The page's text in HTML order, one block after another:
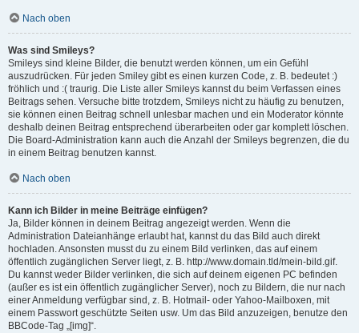
Nach oben
Was sind Smileys?
Smileys sind kleine Bilder, die benutzt werden können, um ein Gefühl
auszudrücken. Für jeden Smiley gibt es einen kurzen Code, z. B. bedeutet :)
fröhlich und :( traurig. Die Liste aller Smileys kannst du beim Verfassen eines
Beitrags sehen. Versuche bitte trotzdem, Smileys nicht zu häufig zu benutzen,
sie können einen Beitrag schnell unlesbar machen und ein Moderator könnte
deshalb deinen Beitrag entsprechend überarbeiten oder gar komplett löschen.
Die Board-Administration kann auch die Anzahl der Smileys begrenzen, die du
in einem Beitrag benutzen kannst.
Nach oben
Kann ich Bilder in meine Beiträge einfügen?
Ja, Bilder können in deinem Beitrag angezeigt werden. Wenn die
Administration Dateianhänge erlaubt hat, kannst du das Bild auch direkt
hochladen. Ansonsten musst du zu einem Bild verlinken, das auf einem
öffentlich zugänglichen Server liegt, z. B. http://www.domain.tld/mein-bild.gif.
Du kannst weder Bilder verlinken, die sich auf deinem eigenen PC befinden
(außer es ist ein öffentlich zugänglicher Server), noch zu Bildern, die nur nach
einer Anmeldung verfügbar sind, z. B. Hotmail- oder Yahoo-Mailboxen, mit
einem Passwort geschützte Seiten usw. Um das Bild anzuzeigen, benutze den
BBCode-Tag „[img]“.